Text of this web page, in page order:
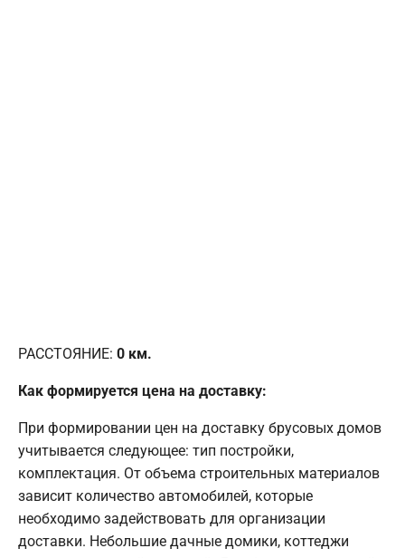
РАССТОЯНИЕ: 0 км.
Как формируется цена на доставку:
При формировании цен на доставку брусовых домов
учитывается следующее: тип постройки,
комплектация. От объема строительных материалов
зависит количество автомобилей, которые
необходимо задействовать для организации
доставки. Небольшие дачные домики, коттеджи